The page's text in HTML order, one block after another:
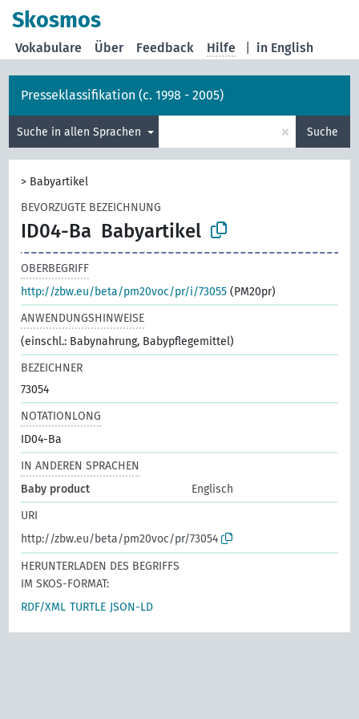
Skosmos
in English
Vokabulare Über Feedback Hilfe
Presseklassifikation (c. 1998 - 2005)
Suche in allen Sprachen × Suche
> Babyartikel
BEVORZUGTE BEZEICHNUNG
ID04-Ba Babyartikel
OBERBEGRIFF
http://zbw.eu/beta/pm20voc/pr/i/73055 (PM20pr)
ANWENDUNGSHINWEISE
(einschl.: Babynahrung, Babypflegemittel)
BEZEICHNER
73054
NOTATIONLONG
ID04-Ba
IN ANDEREN SPRACHEN
Baby product
Englisch
URI
http://zbw.eu/beta/pm20voc/pr/73054
HERUNTERLADEN DES BEGRIFFS
IM SKOS-FORMAT:
RDF/XML TURTLE JSON-LD